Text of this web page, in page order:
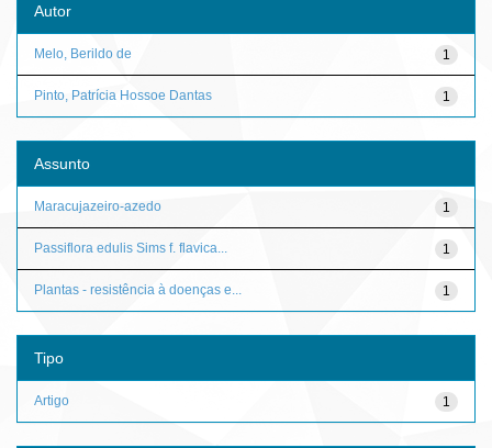
Autor
1
Melo, Berildo de
1
Pinto, Patrícia Hossoe Dantas
Assunto
1
Maracujazeiro-azedo
1
Passiflora edulis Sims f. flavica...
1
Plantas - resistência à doenças e...
Tipo
1
Artigo